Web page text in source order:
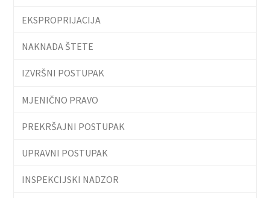
EKSPROPRIJACIJA
NAKNADA ŠTETE
IZVRŠNI POSTUPAK
MJENIČNO PRAVO
PREKRŠAJNI POSTUPAK
UPRAVNI POSTUPAK
INSPEKCIJSKI NADZOR